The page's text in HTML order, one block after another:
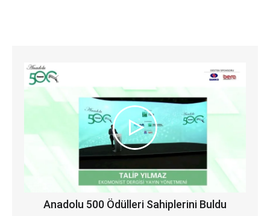
Anadolu 500 Ödülleri Sahiplerini Buldu